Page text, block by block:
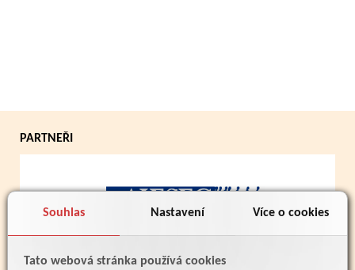
Souhlas Nastavení Více o cookies
Tato webová stránka používá cookies
PARTNEŘI